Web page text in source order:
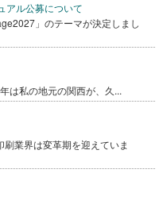
アル公募について
」のテーマが決定しまし
は私の地元の関西が、久...
業界は変革期を迎えていま